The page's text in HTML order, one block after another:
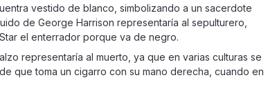
vestido de blanco, simbolizando a un sacerdote
de George Harrison representaría al sepulturero,
el enterrador porque va de negro.
representaría al muerto, ya que en varias culturas se
que toma un cigarro con su mano derecha, cuando en